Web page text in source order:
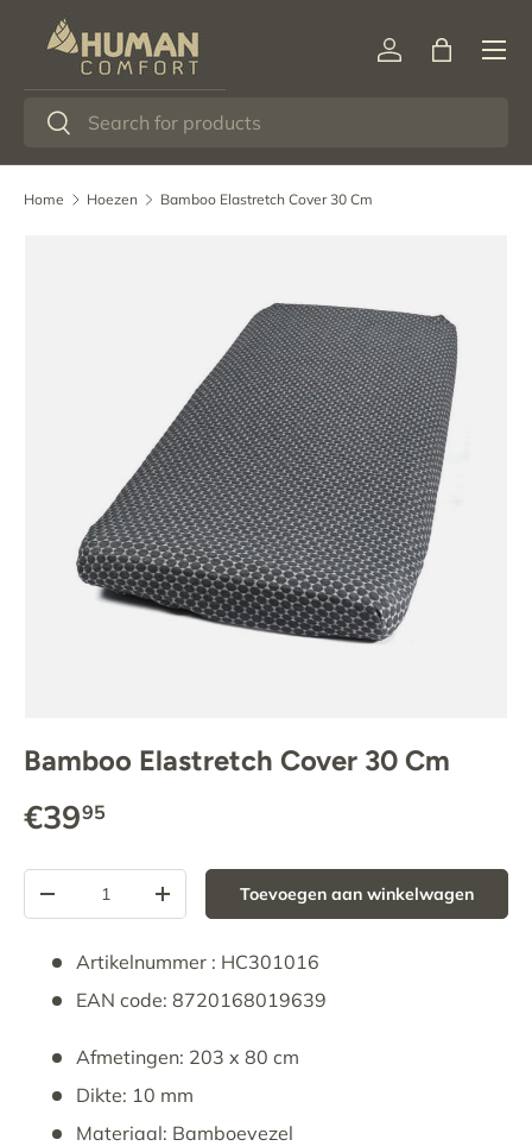
Ga naar inhoud
Zoeken
Zoeken
InloggenTas
Menu
Home Hoezen Bamboo Elastretch Cover 30 Cm
Bamboo Elastretch Cover 30 Cm
€3995
-
+ Toevoegen aan winkelwagen
Artikelnummer : HC301016
EAN code: 8720168019639
Afmetingen: 203 x 80 cm
Dikte: 10 mm
Materiaal: Bamboevezel